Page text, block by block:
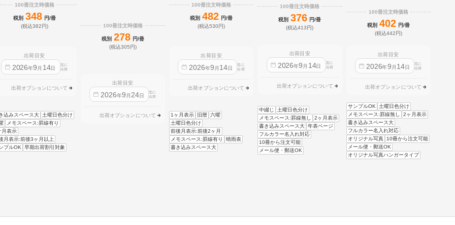
100冊注文時価格
税別 348 円/冊
(税込382円)
出荷目安
2026年9 月 14日
迄に
出荷
出荷オプションについて
込みスペース大
土曜日色分け
メモスペース:罫線有り
月表示
月表示:前後3ヶ月以上
プルOK
早期出荷割引対象
100冊注文時価格
税別 278 円/冊
(税込305円)
出荷目安
2026年9 月 24日
迄に
出荷
出荷オプションについて
100冊注文時価格
税別 482 円/冊
(税込530円)
出荷目安
2026年9 月 14日
迄に
出荷
出荷オプションについて
1ヶ月表示 旧暦 六曜
土曜日色分け
前後月表示:前後2ヶ月
メモスペース:罫線有り
晴雨表
書き込みスペース大
100冊注文時価格
税別 376 円/冊
(税込413円)
出荷目安
2026年9 月 14日
迄に
出荷
出荷オプションについて
中綴じ
土曜日色分け
メモスペース:罫線無し
2ヶ月表示
書き込みスペース大 年表ページ
フルカラー名入れ対応
10冊から注文可能
メール便・郵送OK
100冊注文時価格
税別 402 円/冊
(税込442円)
出荷目安
2026年9 月 14日
迄に
出荷
出荷オプションについて
サンプルOK 土曜日色分け
メモスペース:罫線無し
2ヶ月表示
書き込みスペース大
フルカラー名入れ対応
オリジナル写真 10冊から注文可能
メール便・郵送OK
オリジナル写真ハンガータイプ